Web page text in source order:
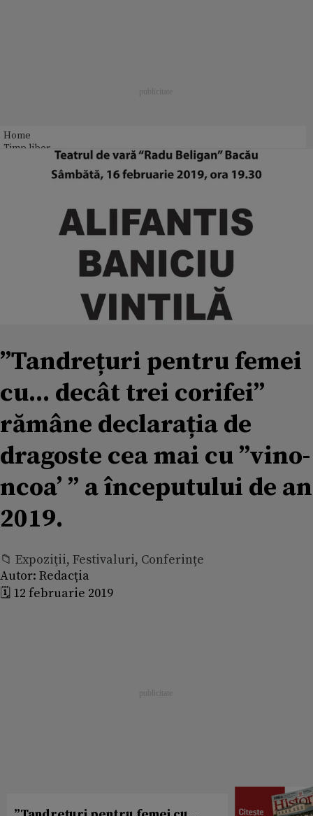
Home
Timp liber
”Tandrețuri pentru femei
cu... decât trei corifei”
rămâne declarația de
dragoste cea mai cu ”vino-
ncoa’ ” a începutului de an
2019.
📁 Expoziţii, Festivaluri, Conferințe
Autor: Redacția
🗓️ 12 februarie 2019